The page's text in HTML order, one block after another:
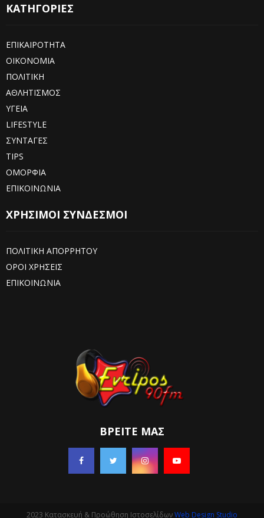
ΚΑΤΗΓΟΡΙΕΣ
ΕΠΙΚΑΙΡΟΤΗΤΑ
ΟΙΚΟΝΟΜΙΑ
ΠΟΛΙΤΙΚΗ
ΑΘΛΗΤΙΣΜΟΣ
ΥΓΕΙΑ
LIFESTYLE
ΣΥΝΤΑΓΕΣ
TIPS
ΟΜΟΡΦΙΑ
ΕΠΙΚΟΙΝΩΝΙΑ
ΧΡΗΣΙΜΟΙ ΣΥΝΔΕΣΜΟΙ
ΠΟΛΙΤΙΚΗ ΑΠΟΡΡΗΤΟΥ
ΟΡΟΙ ΧΡΗΣΕΙΣ
ΕΠΙΚΟΙΝΩΝΙΑ
ΒΡΕΊΤΕ ΜΑΣ
2023 Κατασκευή & Προώθηση ΙστοσελίδωνWeb Design Studio